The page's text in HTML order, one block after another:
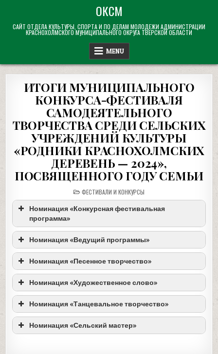
content
ОКСМ
САЙТ ОТДЕЛА КУЛЬТУРЫ, СПОРТА И ПО ДЕЛАМ МОЛОДЕЖИ АДМИНИСТРАЦИИ
КРАСНОХОЛМСКОГО МУНИЦИПАЛЬНОГО ОКРУГА ТВЕРСКОЙ ОБЛАСТИ
MENU
ИТОГИ МУНИЦИПАЛЬНОГО
КОНКУРСА-ФЕСТИВАЛЯ
САМОДЕЯТЕЛЬНОГО
ТВОРЧЕСТВА СРЕДИ СЕЛЬСКИХ
УЧРЕЖДЕНИЙ КУЛЬТУРЫ
«РОДНИКИ КРАСНОХОЛМСКИХ
ДЕРЕВЕНЬ — 2024»,
ПОСВЯЩЕННОГО ГОДУ СЕМЬИ
POSTED
IN
ФЕСТИВАЛИ И КОНКУРСЫ
Номинация «Конкурсная фестивальная
программа»
Номинация «Конкурсная фестивальная
программа»
1 место
Номинация «Ведущий программы»
Номинация «Ведущий программы»
1 место
Номинация «Песенное творчество»
Номинация «Песенное творчество»
1 место
Номинация «Художественное слово»
Номинация «Художественное слово»
1 место
Номинация «Танцевальное творчество»
Номинация «Танцевальное творчество»
Номинация «Сельский мастер»